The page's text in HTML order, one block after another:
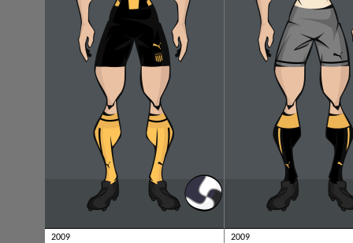
2009
2009